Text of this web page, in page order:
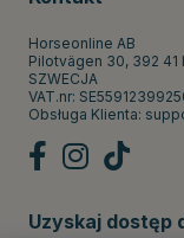
Horseonline AB
Pilotvägen 30, 392 41
SZWECJA
VAT.nr:
Obsługa Klienta:
Uzyskaj dostęp